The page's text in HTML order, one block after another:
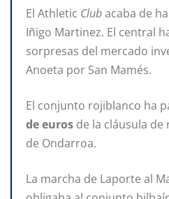
El Athletic Clubacaba de
Iñigo Martinez. El central
sorpresas del mercado
Anoeta por San Mamés.
El conjunto rojiblanco ha
de euros de la cláusula
de Ondarroa.
La marcha de Laporte al